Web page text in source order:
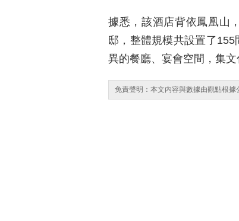
據悉，該酒店背依鳳凰山
邸，整體規模共設置了
異的餐廳、宴會空間，集
免責聲明：本文内容與數據由觀點根據